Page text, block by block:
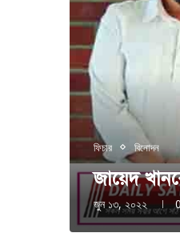
ফিচার বিনোদন
জায়েদ
জুন ১৩, ২০২২